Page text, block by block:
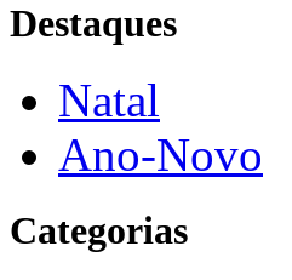
Destaques
Natal
Ano-Novo
Categorias